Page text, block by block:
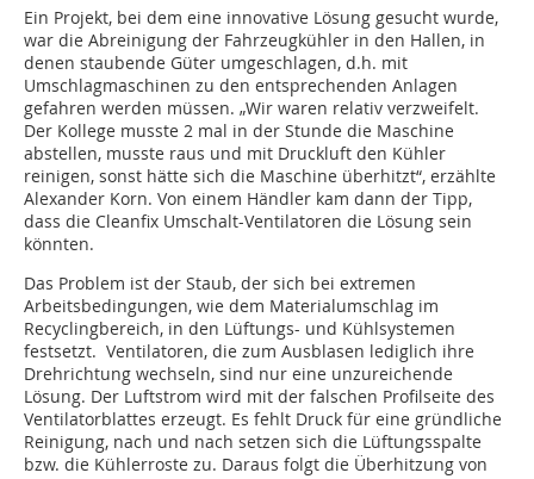
Ein Projekt, bei dem eine innovative Lösung gesucht wurde,
war die Abreinigung der Fahrzeugkühler in den Hallen, in
denen staubende Güter umgeschlagen, d.h. mit
Umschlagmaschinen zu den entsprechenden Anlagen
gefahren werden müssen. „Wir waren relativ verzweifelt.
Der Kollege musste 2 mal in der Stunde die Maschine
abstellen, musste raus und mit Druckluft den Kühler
reinigen, sonst hätte sich die Maschine überhitzt“, erzählte
Alexander Korn. Von einem Händler kam dann der Tipp,
dass die Cleanfix Umschalt-Ventilatoren die Lösung sein
könnten.
Das Problem ist der Staub, der sich bei extremen
Arbeitsbedingungen, wie dem Materialumschlag im
Recyclingbereich, in den Lüftungs- und Kühlsystemen
festsetzt. Ventilatoren, die zum Ausblasen lediglich ihre
Drehrichtung wechseln, sind nur eine unzureichende
Lösung. Der Luftstrom wird mit der falschen Profilseite des
Ventilatorblattes erzeugt. Es fehlt Druck für eine gründliche
Reinigung, nach und nach setzen sich die Lüftungsspalte
bzw. die Kühlerroste zu. Daraus folgt die Überhitzung von